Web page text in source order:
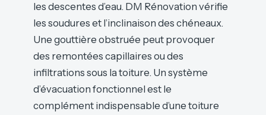
les descentes d’eau. DM Rénovation vérifie
les soudures et l’inclinaison des chéneaux.
Une gouttière obstruée peut provoquer
des remontées capillaires ou des
infiltrations sous la toiture. Un système
d’évacuation fonctionnel est le
complément indispensable d’une toiture